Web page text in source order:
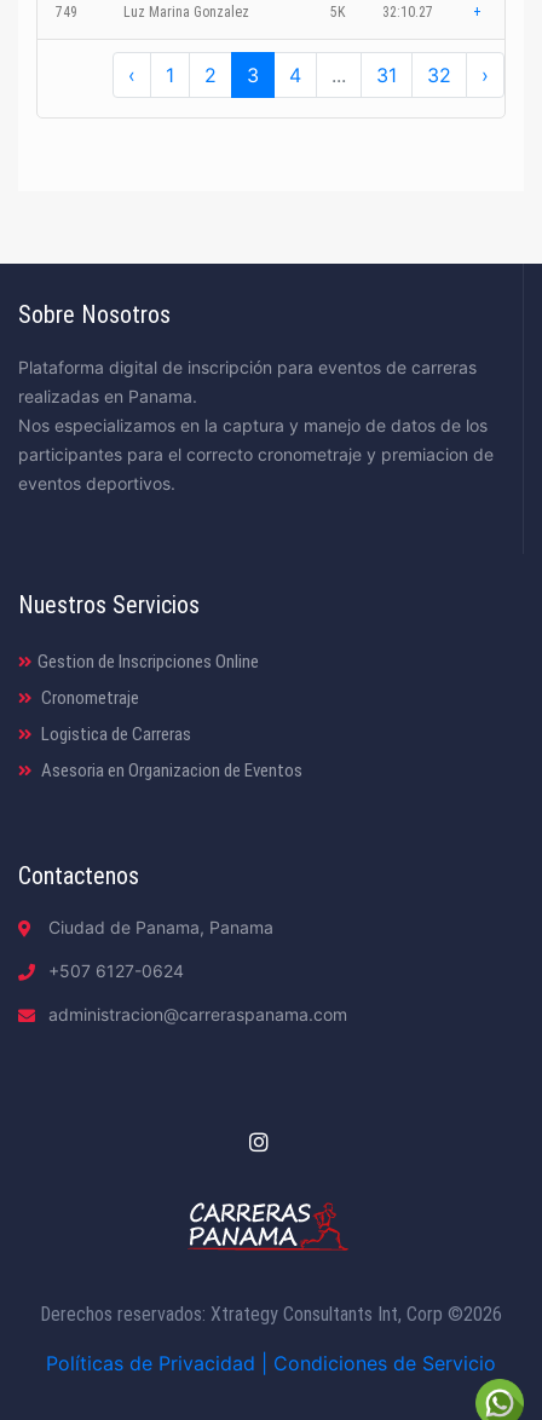
749 Luz Marina Gonzalez 5K 32:10.27 +
‹ 1 2 3 4 ... 31 32 ›
Sobre Nosotros
Plataforma digital de inscripción para eventos de carreras
realizadas en Panama.
Nos especializamos en la captura y manejo de datos de los
participantes para el correcto cronometraje y premiacion de
eventos deportivos.
Nuestros Servicios
Gestion de Inscripciones Online
Cronometraje
Logistica de Carreras
Asesoria en Organizacion de Eventos
Contactenos
Ciudad de Panama, Panama
+507 6127-0624
administracion@carreraspanama.com
Derechos reservados: Xtrategy Consultants Int, Corp ©2026
Políticas de Privacidad | Condiciones de Servicio